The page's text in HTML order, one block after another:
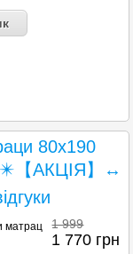
80х190
✴️【АКЦІЯ】↔
матрац
1 999
1 770 грн